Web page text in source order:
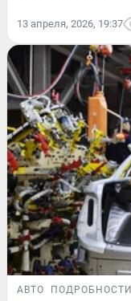
13 апреля, 2026, 19:37
АВТО ПОДРОБНОСТИ